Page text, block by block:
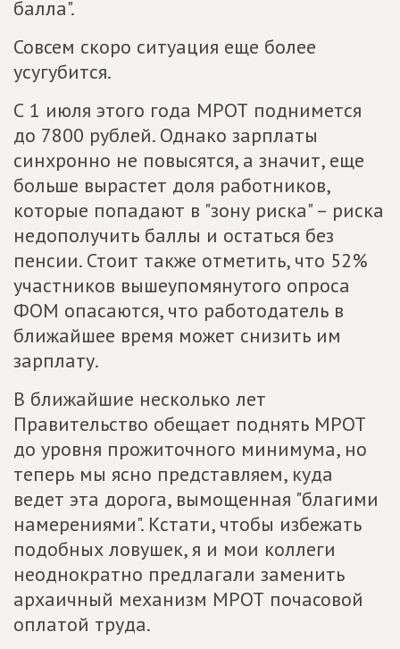
балла".
Совсем скоро ситуация еще более
усугубится.
С 1 июля этого года МРОТ поднимется
до 7800 рублей. Однако зарплаты
синхронно не повысятся, а значит, еще
больше вырастет доля работников,
которые попадают в "зону риска" – риска
недополучить баллы и остаться без
пенсии. Стоит также отметить, что 52%
участников вышеупомянутого опроса
ФОМ опасаются, что работодатель в
ближайшее время может снизить им
зарплату.
В ближайшие несколько лет
Правительство обещает поднять МРОТ
до уровня прожиточного минимума, но
теперь мы ясно представляем, куда
ведет эта дорога, вымощенная "благими
намерениями". Кстати, чтобы избежать
подобных ловушек, я и мои коллеги
неоднократно предлагали заменить
архаичный механизм МРОТ почасовой
оплатой труда.